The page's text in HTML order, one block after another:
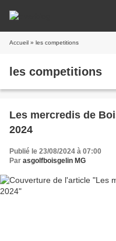
Accueil » les competitions
les competitions
Les mercredis de
2024
Publié le 23/08/2024 à 07:00
Par asgolfboisgelin MG